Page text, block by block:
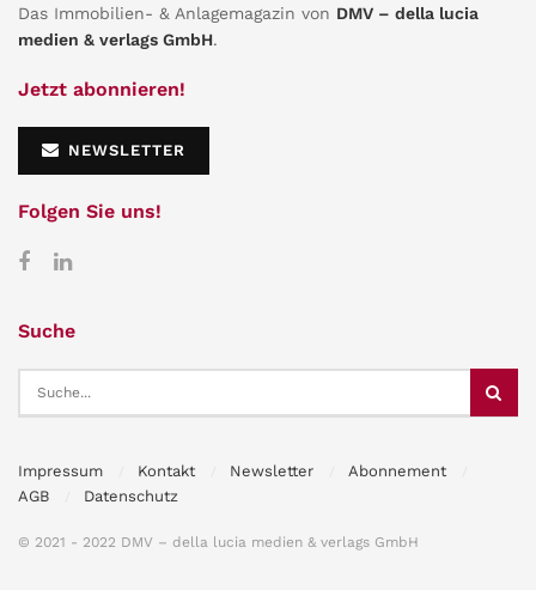
Das Immobilien- & Anlagemagazin von DMV – della lucia
medien & verlags GmbH.
Jetzt abonnieren!
NEWSLETTER
Folgen Sie uns!
Suche
Impressum Kontakt Newsletter
Abonnement
AGB
Datenschutz
© 2021 - 2022 DMV – della lucia medien & verlags GmbH